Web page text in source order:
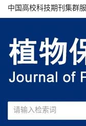
中国高校科技期刊集群